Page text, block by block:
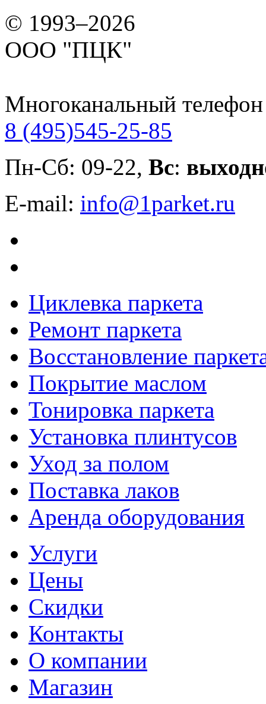
© 1993–2026
ООО "ПЦК"
Многоканальный телефон
8 (495)545-25-85
Пн-Сб: 09-22, Вс:
E-mail: info@1parket.ru
Циклевка паркета
Ремонт паркета
Восстановление
Покрытие маслом
Тонировка паркета
Установка плинтусов
Уход за полом
Поставка лаков
Аренда оборудования
Услуги
Цены
Скидки
Контакты
О компании
Магазин